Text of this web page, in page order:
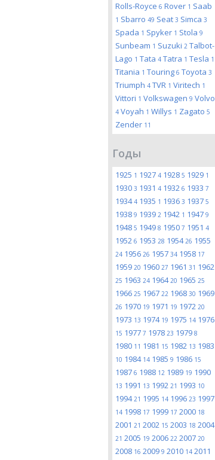
Rolls-Royce 6 Rover 1 Saab
1 Sbarro 49 Seat 3 Simca 3
Spada 1 Spyker 1 Stola 9
Sunbeam 1 Suzuki 2 Talbot-
Lago 1 Tata 4 Tatra 1 Tesla 1
Titania 1 Touring 6 Toyota 3
Triumph 4 TVR 1 Viritech 1
Vittori 1 Volkswagen 9 Volvo
4 Voyah 1 Willys 1 Zagato 5
Zender 11
Годы
1925 1 1927 4 1928 5 1929 1
1930 3 1931 4 1932 6 1933 7
19344 1935 1 1936 3 1937 5
1938 9 1939 2 1942 1 1947 9
1948 5 1949 8 1950 7 1951 4
1952 6 1953 28 195426 1955
24 1956 26 1957 34 1958 17
1959 20 1960 27 1961 31 1962
25 1963 24 196420 1965 25
1966 25 1967 22 1968 30 1969
26 1970 19 1971 19 1972 20
1973 13 1974 19 1975 14 1976
15 1977 7 1978 23 1979 8
1980 11 1981 15 1982 13 1983
10 1984 14 1985 9 1986 15
1987 6 1988 12 1989 19 1990
13 1991 13 1992 21 1993 10
199421 1995 14 1996 23 1997
14 1998 17 1999 17 2000 18
2001 21 2002 15 2003 18 2004
21 2005 19 2006 22 2007 20
2008 16 2009 9 2010 14 2011